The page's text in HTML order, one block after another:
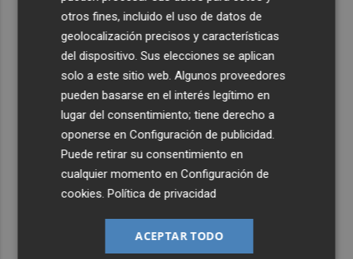
otros fines, incluido el uso de datos de
geolocalización precisos y características
del dispositivo. Sus elecciones se aplican
solo a este sitio web. Algunos proveedores
pueden basarse en el interés legítimo en
lugar del consentimiento; tiene derecho a
oponerse enConfiguración de publicidad
Puede retirar su consentimiento en
cualquier momento enConfiguración de
cookies .Política de privacidad
ACEPTAR TODO